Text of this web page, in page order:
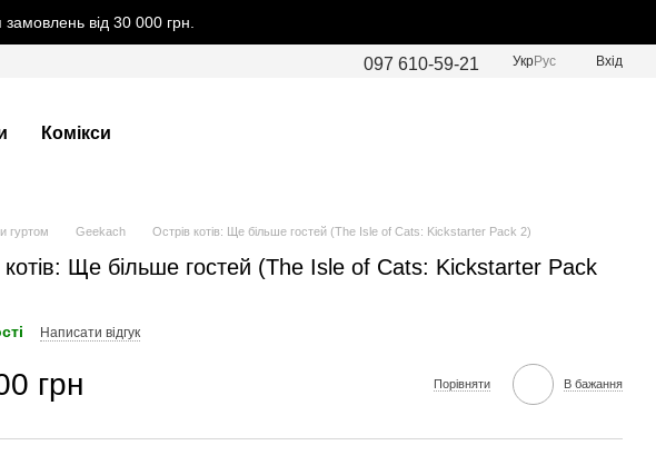
від 30 000 грн.
097 610-59-21 УкрРус Вхід
Комікси
гуртом Geekach Острів котів: Ще більше гостей (The Isle of Cats: Kickstarter Pack 2)
котів: Ще більше гостей (The Isle of Cats: Kickstarter Pack
Написати відгук
грн Порівняти В бажання